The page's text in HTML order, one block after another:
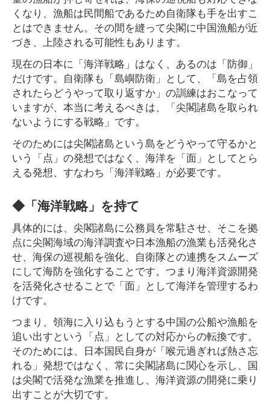
くなり、漁船は民間船であるため自衛隊も手を出すこ
とはできません。その間を縫って尖閣に中国漁船が近
づき、上陸される可能性もあります。
現在の日本に「海洋戦略」はなく、あるのは「防御」
だけです。自衛隊も「島嶼防衛」として、「島を占領
されたらどうやって取り返すか」の訓練はおこなって
いますが、本当に考えるべきは、「尖閣諸島を取られ
ないようにする戦略」です。
そのためには尖閣諸島という島をどうやって守るかと
いう「点」の発想ではなく、海洋を「面」としてとら
える発想、すなわち「海洋戦略」が必要です。
◆「海洋戦略」を持て
具体的には、尖閣諸島に公務員を常駐させ、そこを拠
点に尖閣海域の海洋調査や日本漁船の漁業も活発化さ
せ、海保の巡視船を強化、自衛隊との連携をスムーズ
にして海防を強化することです。つまり海洋資源開発
を活発化させることで「面」として海洋を管理するわ
けです。
つまり、領海に入り込もうとする中国の公船や漁船を
追い出すという「点」としての対応からの転換です。
そのためには、日本国民自身が「喉元過ぎれば熱さ忘
れる」発想ではなく、常に尖閣諸島に関心を示し、国
は尖閣で活発な漁業を推進し、海洋資源の開発に乗り
出すことが大切です。